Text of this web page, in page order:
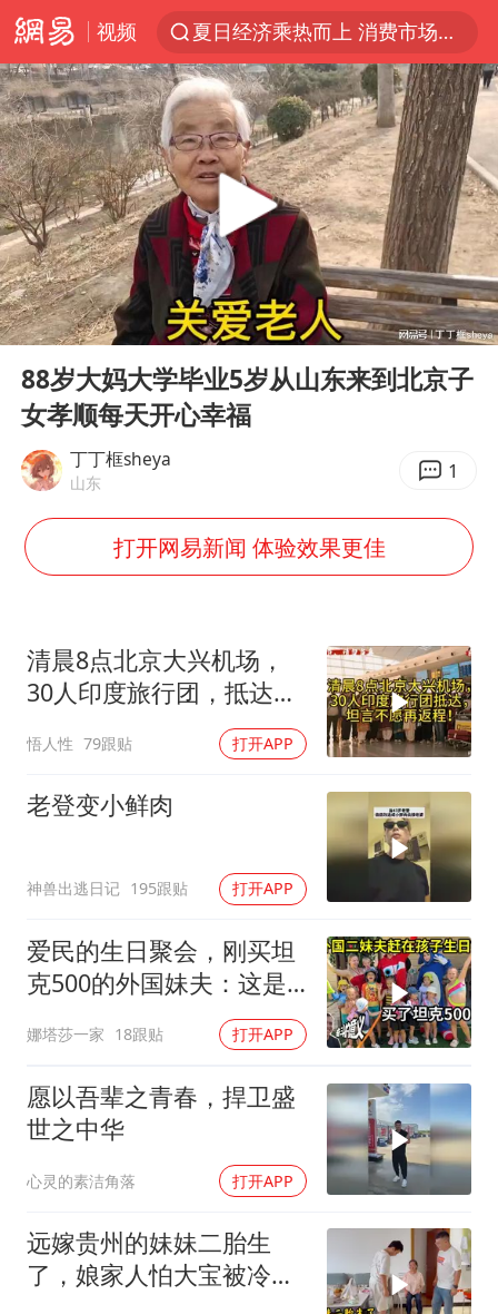
视频
夏日经济乘热而上 消费市场向新而行
于东来回应胖东来近25年老店年底关闭
以拒绝“和平委员会”的加沙和平计划
浙江省甬江发生2026年第1号洪水
全球最大级别运输船通过长江大桥
白海豚北上或致京津冀暴雨
上海全力守护市民“菜篮子”
上门女婿出轨女邻居多年被判重婚罪
香港刷新1884年以来最高气温纪录
美将每月供乌爱国者拦截导弹
国足U17与阿森纳决赛取消 并列冠军
猫咪过火把节被抹成黑猫
构建更高水平的全民健身公共服务体系
BLG经理辟谣Bin离队
总书记点赞的非遗苗绣焕发新生机
Play
00:00 05:17
88岁大妈大学毕业5岁从山东来到北京子
女孝顺每天开心幸福
丁丁框sheya
山东 1
打开网易新闻 体验效果更佳
清晨8点北京大兴机场，
30人印度旅行团，抵达，
悟人性 79跟贴 打开APP
老登变小鲜肉
神兽出逃日记 195跟贴 打开APP
爱民的生日聚会，刚买坦
克500的外国妹夫：这是
娜塔莎一家 18跟贴 打开APP
愿以吾辈之青春，捍卫盛
世之中华
心灵的素洁角落 打开APP
远嫁贵州的妹妹二胎生
了，娘家人怕大宝被冷